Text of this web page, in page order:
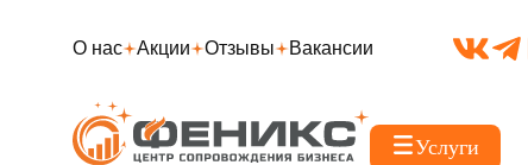
О нас Акции Отзывы Вакансии
Услуги